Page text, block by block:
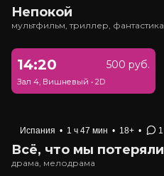
Непокой
мультфильм, триллер, фантастика
14:20 500 руб.
Зал 4, Вишневый • 2D
Испания • 1 ч 47 мин • 18+ • 1
Всё, что мы потеряли
драма, мелодрама